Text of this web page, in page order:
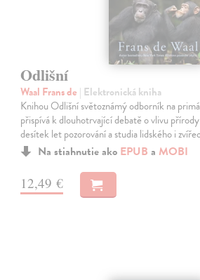
Odlišní
Waal Frans de | Elektronická kniha
Knihou Odlišní světoznámý odborník na
přispívá k dlouhotrvající debatě o vlivu
desítek let pozorování a studia lidského i
Na stiahnutie ako EPUB a MOBI
12,49 €